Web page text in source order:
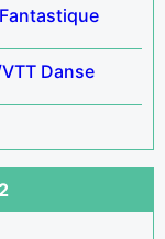
Fantastique
Danse